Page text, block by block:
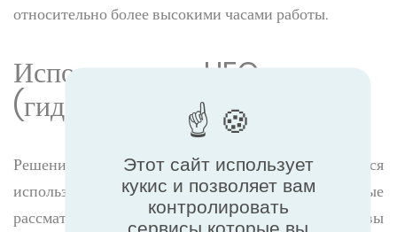
относительно более высокими часами работы.
Использование HFO
(гидрофторолефинов)
Решением, которое широко обсуждается, является
использование HFO (гидро-фтор-олефинов), которые
рассматриваются в качестве возможной альтернативы
Этот сайт использует
кукис и позволяет вам
контролировать
сервисы которые вы